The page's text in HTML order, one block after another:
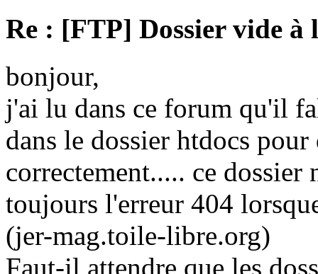
Re : [FTP] Dossier vide à
bonjour,
j'ai lu dans ce forum qu'il
dans le dossier htdocs
correctement..... ce dossier
toujours l'erreur 404
(jer-mag.toile-libre.org)
Faut-il attendre que les